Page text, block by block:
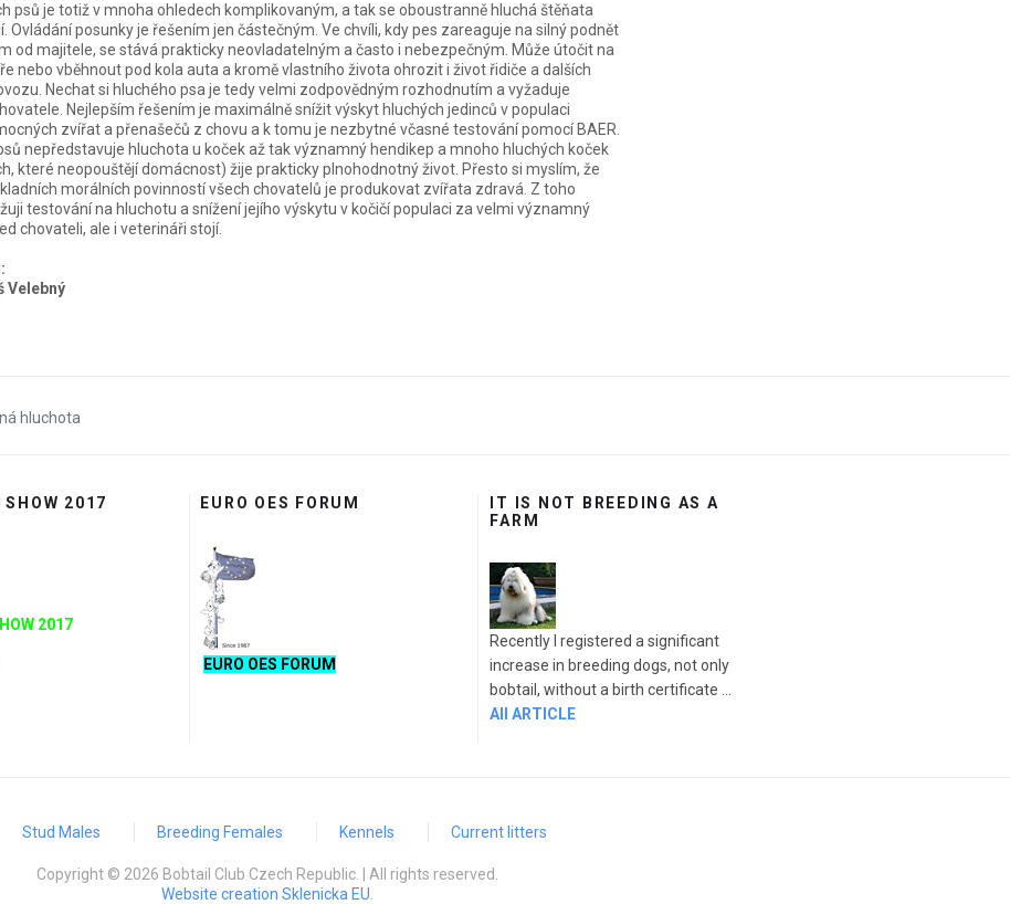
psů je totiž v mnoha ohledech komplikovaným, a tak se oboustranně hluchá štěňata
Ovládání posunky je řešením jen částečným. Ve chvíli, kdy pes zareaguje na silný podnět
od majitele, se stává prakticky neovladatelným a často i nebezpečným. Může útočit na
nebo vběhnout pod kola auta a kromě vlastního života ohrozit i život řidiče a dalších
Nechat si hluchého psa je tedy velmi zodpovědným rozhodnutím a vyžaduje
Nejlepším řešením je maximálně snížit výskyt hluchých jedinců v populaci
zvířat a přenašečů z chovu a k tomu je nezbytné včasné testování pomocí BAER.
nepředstavuje hluchota u koček až tak významný hendikep a mnoho hluchých koček
které neopouštějí domácnost) žije prakticky plnohodnotný život. Přesto si myslím, že
morálních povinností všech chovatelů je produkovat zvířata zdravá. Z toho
testování na hluchotu a snížení jejího výskytu v kočičí populaci za velmi významný
chovateli, ale i veterináři stojí.
Velebný
hluchota
SHOW 2017
2017
EURO OES FORUM
EURO OES FORUM
IT IS NOT BREEDING AS A
FARM
Recently I registered a significant
increase in breeding dogs, not only
bobtail, without a birth certificate ...
All ARTICLE
Stud Males Breeding Females Kennels Current litters
Copyright © 2026 Bobtail Club Czech Republic. | All rights reserved.
Website creation Sklenicka EU